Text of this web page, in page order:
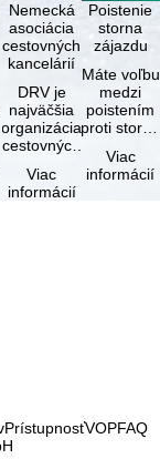
Nemecká
asociácia
cestovných
kancelárií
DRV je
najväčšia
organizácia
cestovných
organizátorov
zájazdov v …
Viac
informácií
Poistenie
storna
zájazdu
Máte voľbu
medzi
poistením
proti stornu
cestovným
Viac
informácií
PrístupnosťVOPFAQ